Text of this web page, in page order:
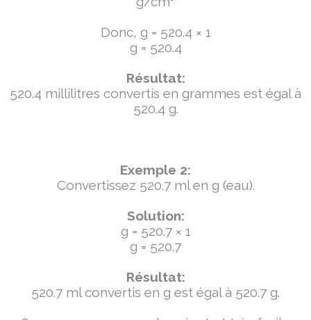
Donc, g = 520.4 × 1
g = 520.4
Résultat:
520.4 millilitres convertis en grammes est égal à
520.4 g.
Exemple 2:
Convertissez 520.7 ml en g (eau).
Solution:
g = 520.7 × 1
g = 520.7
Résultat:
520.7 ml convertis en g est égal à 520.7 g.